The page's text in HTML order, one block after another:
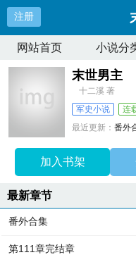
注册
网站首页 小说分
末世男主
十二溪 著
军史小说
连
最近更新：番外
加入书架
最新章节
番外合集
第111章完结章